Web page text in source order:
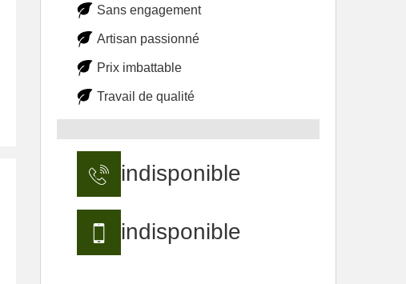
Sans engagement
Artisan passionné
Prix imbattable
Travail de qualité
indisponible
indisponible